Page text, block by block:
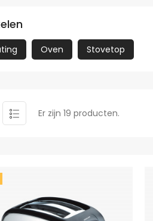
Oven Stovetop
Er zijn 19 producten.